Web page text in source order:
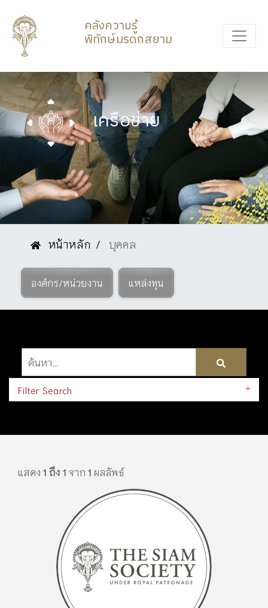
คลังความรู้
พิทักษ์มรดกสยาม
เครือข่าย
หน้าหลัก บุคคล
องค์กร/หน่วยงาน แหล่งทุน
Filter Search
แสดง1 ถึง 1จาก1 ผลลัพธ์